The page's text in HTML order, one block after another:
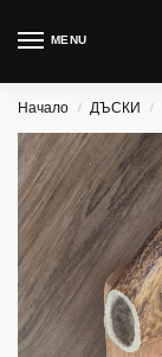
MENU
Начало / ДЪСКИ /